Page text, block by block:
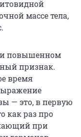
массе тела,
повышенном
признак.
время
— это, в первую
как раз про
при